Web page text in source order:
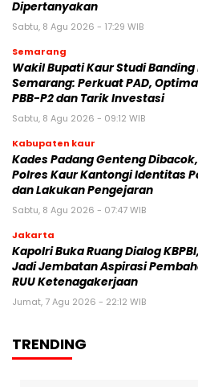
Dipertanyakan
Sabtu, 8 Agu 2026 - 17:29 WIB
Semarang
Wakil Bupati Kaur Studi Banding
Semarang: Perkuat PAD,
PBB-P2 dan Tarik Investasi
Sabtu, 8 Agu 2026 - 09:12 WIB
Kabupaten kaur
Kades Padang Genteng Dibacok,
Polres Kaur Kantongi Identitas
dan Lakukan Pengejaran
Sabtu, 8 Agu 2026 - 07:47 WIB
Jakarta
Kapolri Buka Ruang Dialog
Jadi Jembatan Aspirasi
RUU Ketenagakerjaan
Jumat, 7 Agu 2026 - 22:12 WIB
TRENDING